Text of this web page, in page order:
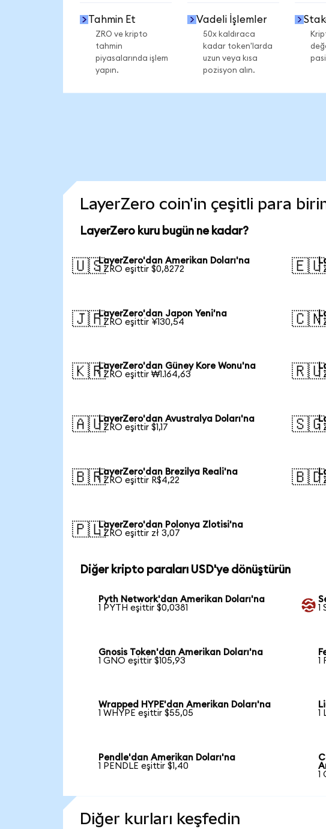
Tahmin Et
ZRO ve kripto
tahmin
piyasalarında işlem
yapın.
Vadeli İşlemler
50x kaldıraca
kadar token'larda
uzun veya kısa
pozisyon alın.
LayerZero coin'in çeşitli para
LayerZero kuru bugün ne kadar?
🇺🇸LayerZero'dan Amerikan Doları'na
1 ZRO eşittir $0,8272
🇪🇺
1
🇯🇵LayerZero'dan Japon Yeni'na
1 ZRO eşittir ¥130,54
🇨🇳
1
🇰🇷LayerZero'dan Güney Kore Wonu'na
1 ZRO eşittir ₩1.164,63
🇷🇺
1
🇦🇺LayerZero'dan Avustralya Doları'na
1 ZRO eşittir $1,17
🇸🇬
1
🇧🇷LayerZero'dan Brezilya Reali'na
1 ZRO eşittir R$4,22
🇧🇩
1
🇵🇱LayerZero'dan Polonya Zlotisi'na
1 ZRO eşittir zł 3,07
Diğer kripto paraları USD'ye dönüştürün
Pyth Network'dan Amerikan Doları'na
1 PYTH eşittir $0,0381
1
Gnosis Token'dan Amerikan Doları'na
1 GNO eşittir $105,93
1
Wrapped HYPE'dan Amerikan Doları'na
1 WHYPE eşittir $55,05
1
Pendle'dan Amerikan Doları'na
1 PENDLE eşittir $1,40
1
Diğer kurları keşfedin